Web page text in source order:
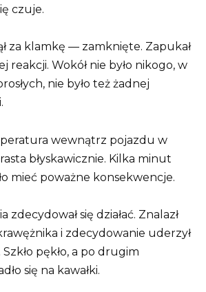
czuje.
za klamkę — zamknięte. Zapukał
reakcji. Wokół nie było nikogo, w
nie było też żadnej
wewnątrz pojazdu w
błyskawicznie. Kilka minut
mieć poważne konsekwencje.
zdecydował się działać. Znalazł
i zdecydowanie uderzył
pękło, a po drugim
się na kawałki.